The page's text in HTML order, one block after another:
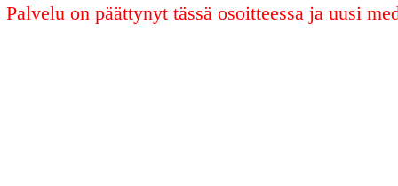
Palvelu on päättynyt tässä osoitteessa ja uusi